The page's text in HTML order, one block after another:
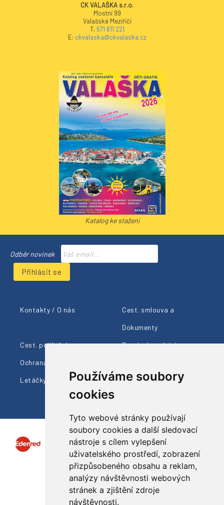
Používáme soubory
cookies
Tyto webové stránky používají
soubory cookies a další sledovací
nástroje s cílem vylepšení
uživatelského prostředí, zobrazení
přizpůsobeného obsahu a reklam,
analýzy návštěvnosti webových
stránek a zjištění zdroje
návštěvnosti.
CK VALAŠKA s.r.o.
Mostní 99
Valašské Meziříčí
T: 571 611 221
E: ckvalaska@ckvalaska.cz
Katalog ke stažení
Odběr novinek
Přihlásit se
Kontakty / O nás Cest. smlouva a
Dokumenty
Cest. pojištění Provizní prodejci
Ochrana údajů
Letáčky ke stažení
Sledujte nás